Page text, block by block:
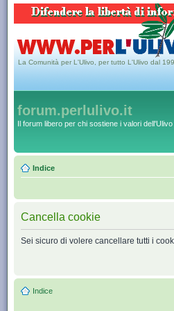
La Comunità per L'Ulivo, per tutto L'Ulivo dal
forum.perlulivo.it
Il forum libero per chi sostiene i valori dell'Ulivo
Indice
Cancella cookie
Sei sicuro di volere cancellare tutti i
Indice